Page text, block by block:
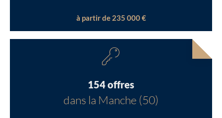
à partir de 235 000 €
154 offres
dans la Manche (50)